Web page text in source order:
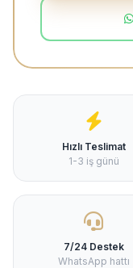
Hızlı Teslimat
1-3 iş günü
7/24 Destek
WhatsApp hattı